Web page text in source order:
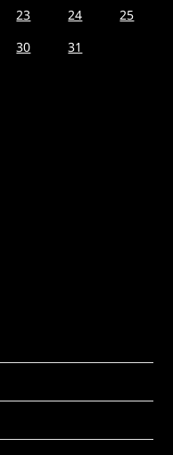
23 24
25
30
31